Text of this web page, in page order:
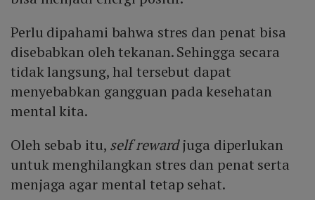
Perlu dipahami bahwa stres dan penat bisa
disebabkan oleh tekanan. Sehingga secara
tidak langsung, hal tersebut dapat
menyebabkan gangguan pada kesehatan
mental kita.
Oleh sebab itu, self rewardjuga diperlukan
untuk menghilangkan stres dan penat serta
menjaga agar mental tetap sehat.